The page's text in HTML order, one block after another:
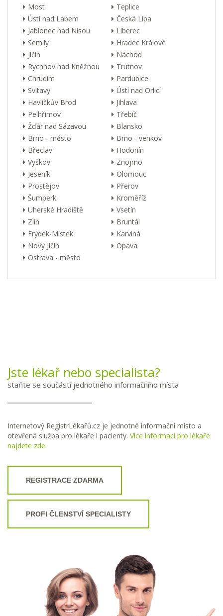
Most
Teplice
Ústí nad Labem
Česká Lípa
Jablonec nad Nisou
Liberec
Semily
Hradec Králové
Jičín
Náchod
Rychnov nad Kněžnou
Trutnov
Chrudim
Pardubice
Svitavy
Ústí nad Orlicí
Havlíčkův Brod
Jihlava
Pelhřimov
Třebíč
Žďár nad Sázavou
Blansko
Brno - město
Brno - venkov
Břeclav
Hodonín
Vyškov
Znojmo
Jeseník
Olomouc
Prostějov
Přerov
Šumperk
Kroměříž
Uherské Hradiště
Vsetín
Zlín
Bruntál
Frýdek-Místek
Karviná
Nový Jičín
Opava
Ostrava - město
Jste lékař nebo specialista?
staňte se součástí jednotného informačního místa
Internetový RegistrLékařů.cz je jednotné informační místo a
otevřená služba pro lékaře i pacienty. Více informací pro lékaře
najdete zde.
REGISTRACE ZDARMA
PROFI ČLENSTVÍ SPECIALISTY